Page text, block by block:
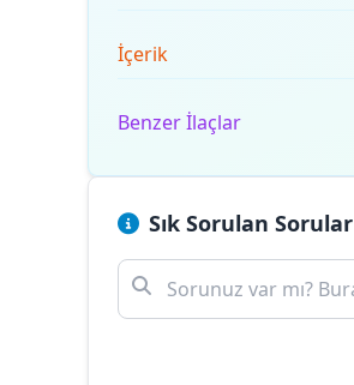
İçerik
Benzer İlaçlar
Sık Sorulan Sorular